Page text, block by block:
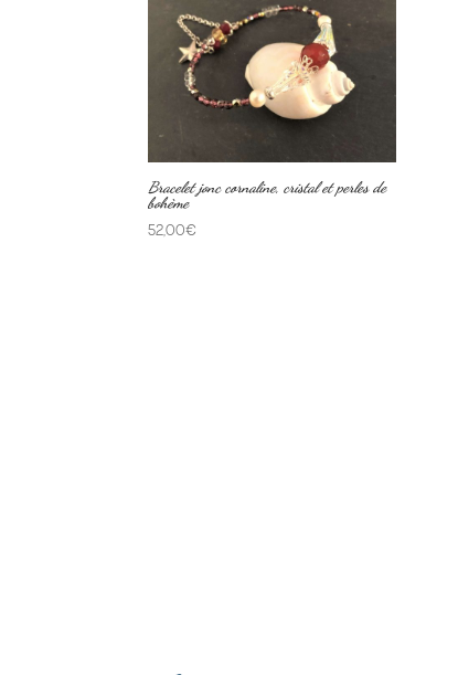
Bracelet jonc cornaline, cristal et perles de
bohème
52,00€